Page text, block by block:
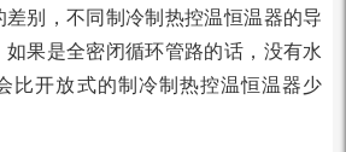
别，不同制冷制热控温恒温器的导
果是全密闭循环管路的话，没有水
比开放式的制冷制热控温恒温器少